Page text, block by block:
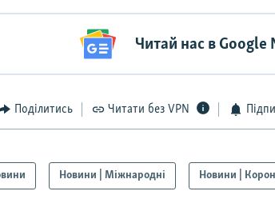
Читай нас в Google
Поділитись Читати без VPN
Новини | Міжнародні Новини |